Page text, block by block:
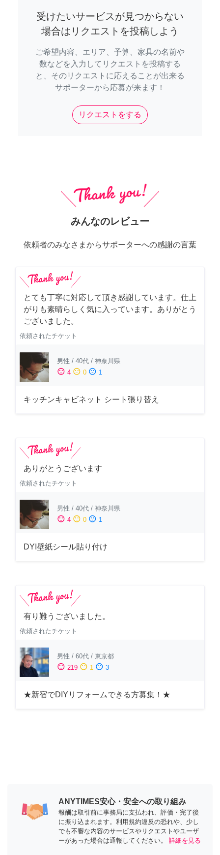
受けたいサービスが見つからない
場合はリクエストを投稿しよう
ご希望内容、エリア、予算、家具の名前や
数などを入力してリクエストを投稿する
と、そのリクエストに応えることが出来る
サポーターから応募が来ます！
リクエストをする
みんなのレビュー
依頼者のみなさまからサポーターへの感謝の言葉
とても丁寧に対応して頂き感謝しています。仕上
がりも素晴らしく気に入っています。ありがとう
ございました。
依頼されたチケット
男性 / 40代 / 神奈川県
sentiment_satisfied 4 sentiment_neutral 0 sentiment_dissatisfied 1
キッチンキャビネット シート張り替え
ありがとうございます
依頼されたチケット
男性 / 40代 / 神奈川県
sentiment_satisfied 4 sentiment_neutral 0 sentiment_dissatisfied 1
DYI壁紙シール貼り付け
有り難うございました。
依頼されたチケット
男性 / 60代 / 東京都
sentiment_satisfied 219 sentiment_neutral 1 sentiment_dissatisfied 3
★新宿でDIYリフォームできる方募集！★
ANYTIMES安心・安全への取り組み
報酬は取引前に事務局に支払われ、評価・完了後
に振り込まれます。利用規約違反の恐れや、少し
でも不審な内容のサービスやリクエストやユーザ
ーがあった場合は通報してください。
詳細を見る